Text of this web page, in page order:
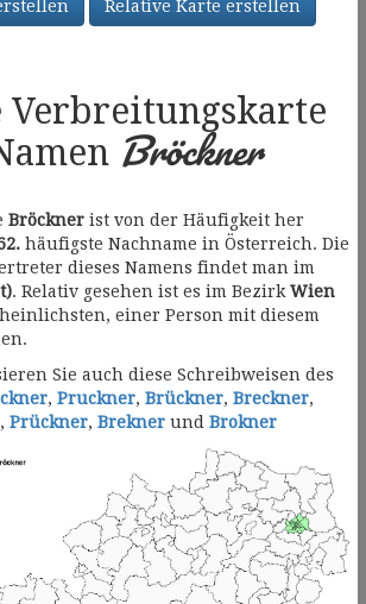
Relative Karte erstellen
Verbreitungskarte
Bröckner
Bröckner ist von der Häufigkeit her
häufigste Nachname in Österreich. Die
dieses Namens findet man im
. Relativ gesehen ist es im Bezirk Wien
einer Person mit diesem
Sie auch diese Schreibweisen des
, Pruckner, Brückner, Breckner,
, Prückner, Brekner und Brokner